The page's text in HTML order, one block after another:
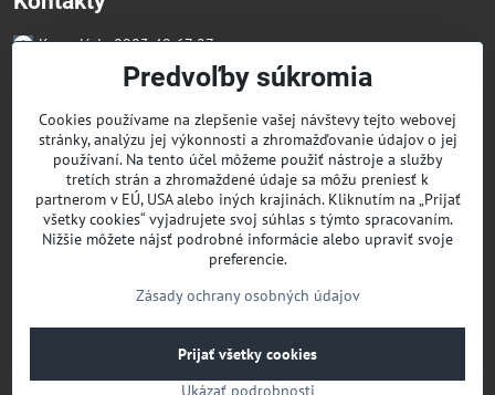
Kancelária 0903 49 67 27
Faktúry/Reklamácia 0914 27 44 27
Email skglass@skglass.sk
Projekty gastro@skglass.sk
Osobný Odber Bratislavská 919/4 Dunajská Streda
©2026Copyright
Predvoľby súkromiaZásady ochrany osobných údajov
Predvoľby súkromia
Cookies používame na zlepšenie vašej návštevy tejto webovej
stránky, analýzu jej výkonnosti a zhromažďovanie údajov o jej
používaní. Na tento účel môžeme použiť nástroje a služby
tretích strán a zhromaždené údaje sa môžu preniesť k
partnerom v EÚ, USA alebo iných krajinách. Kliknutím na „Prijať
všetky cookies“ vyjadrujete svoj súhlas s týmto spracovaním.
Nižšie môžete nájsť podrobné informácie alebo upraviť svoje
preferencie.
Zásady ochrany osobných údajov
Ukázať podrobnosti
Prijať všetky cookies